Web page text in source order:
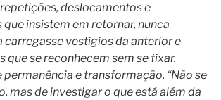
deslocamentos e
insistem em retornar, nunca
carregasse vestígios da anterior e
que se reconhecem sem se fixar.
e transformação. “Não se
mas de investigar o que está além da